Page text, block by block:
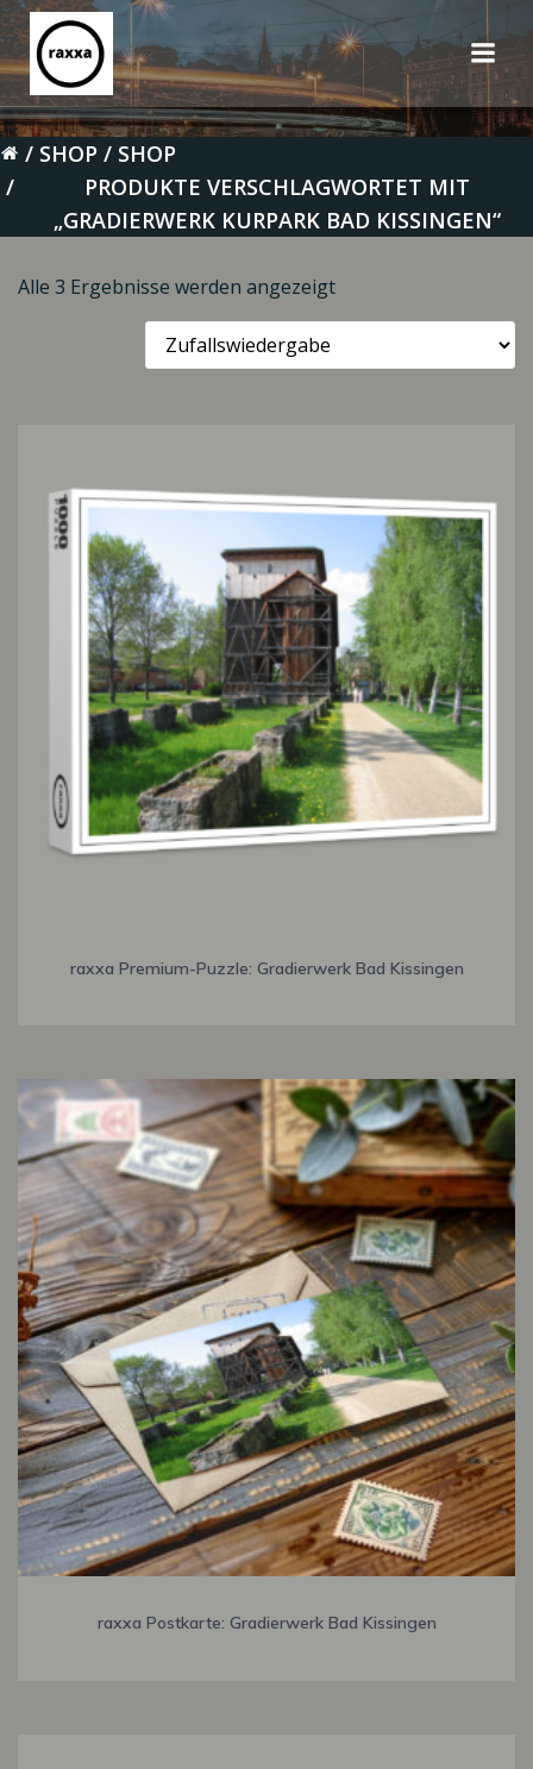
Inhalt
springen
SHOP
SHOP
PRODUKTE VERSCHLAGWORTET MIT
„GRADIERWERK KURPARK BAD KISSINGEN“
Alle 3 Ergebnisse werden angezeigt
raxxa Premium-Puzzle: Gradierwerk Bad Kissingen
raxxa Postkarte: Gradierwerk Bad Kissingen